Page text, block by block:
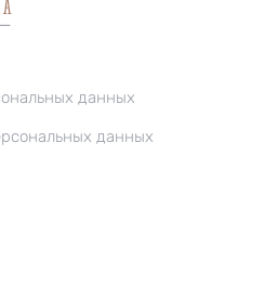
данных
данных